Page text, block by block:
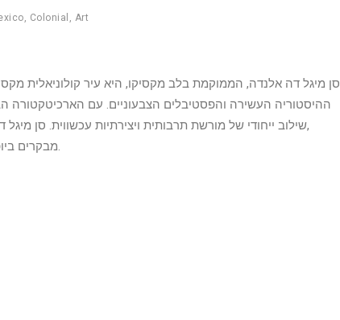
Colonial Art
סן מיגל דה אלנדה, הממוקמת בלב מקסיקו, היא עיר קולוניאלית
ההיסטוריה העשירה והפסטיבלים הצבעוניים. עם הארכיטקטורה
שילוב ייחודי של מורשת תרבותית ויצירתיות עכשווית. סן
captivates מבקרים ביופיה הפנורמי ובאווירה המתקבלת בברכה.